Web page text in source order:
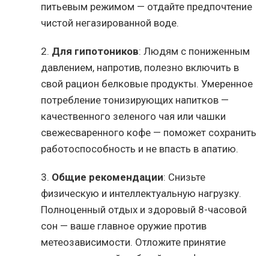
питьевым режимом — отдайте предпочтение
чистой негазированной воде.
2. Для гипотоников: Людям с пониженным
давлением, напротив, полезно включить в
свой рацион белковые продукты. Умеренное
потребление тонизирующих напитков —
качественного зеленого чая или чашки
свежесваренного кофе — поможет сохранить
работоспособность и не впасть в апатию.
3. Общие рекомендации: Снизьте
физическую и интеллектуальную нагрузку.
Полноценный отдых и здоровый 8-часовой
сон — ваше главное оружие против
метеозависимости. Отложите принятие